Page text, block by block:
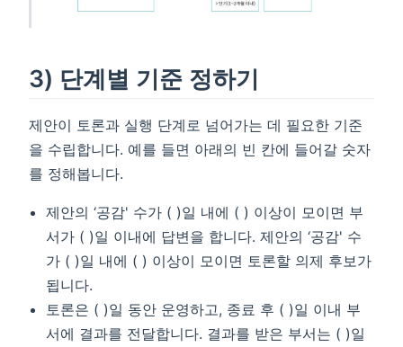
3) 단계별 기준 정하기
제안이 토론과 실행 단계로 넘어가는 데 필요한 기준
을 수립합니다. 예를 들면 아래의 빈 칸에 들어갈 숫자
를 정해봅니다.
제안의 ‘공감' 수가 ( )일 내에 ( ) 이상이 모이면 부
서가 ( )일 이내에 답변을 합니다. 제안의 ‘공감' 수
가 ( )일 내에 ( ) 이상이 모이면 토론할 의제 후보가
됩니다.
토론은 ( )일 동안 운영하고, 종료 후 ( )일 이내 부
서에 결과를 전달합니다. 결과를 받은 부서는 ( )일